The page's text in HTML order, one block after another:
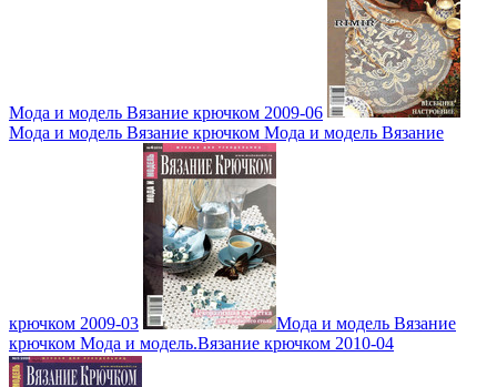
Мода и модель Вязание крючком 2009-06
Мода и модель Вязание крючком Мода и модель Вязание
крючком 2009-03
Мода и модель Вязание
крючком Мода и модель.Вязание крючком 2010-04